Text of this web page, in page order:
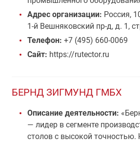
Адрес организации: Россия,
1-й Вешняковский пр-д, д. 1,
Телефон: +7 (495) 660-0069
Сайт: https://rutector.ru
БЕРНД ЗИГМУНД ГМБХ
Описание деятельности:
— лидер в сегменте
столов с высокой